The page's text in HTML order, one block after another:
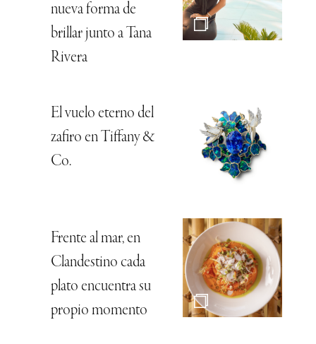
nueva forma de
brillar junto a Tana
Rivera
El vuelo eterno del
zafiro en Tiffany &
Co.
Frente al mar, en
Clandestino cada
plato encuentra su
propio momento